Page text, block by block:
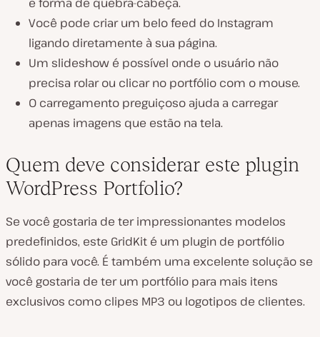
Você pode criar um belo feed do Instagram
ligando diretamente à sua página.
Um slideshow é possível onde o usuário não
precisa rolar ou clicar no portfólio com o mouse.
O carregamento preguiçoso ajuda a carregar
apenas imagens que estão na tela.
Quem deve considerar este plugin
WordPress Portfolio?
Se você gostaria de ter impressionantes modelos
predefinidos, este GridKit é um plugin de portfólio
sólido para você. É também uma excelente solução se
você gostaria de ter um portfólio para mais itens
exclusivos como clipes MP3 ou logotipos de clientes.